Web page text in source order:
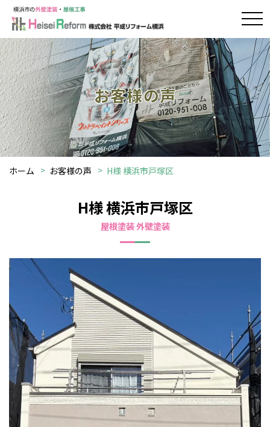
お客様の声
ホーム お客様の声 H様 横浜市戸塚区
H様 横浜市戸塚区
屋根塗装 外壁塗装